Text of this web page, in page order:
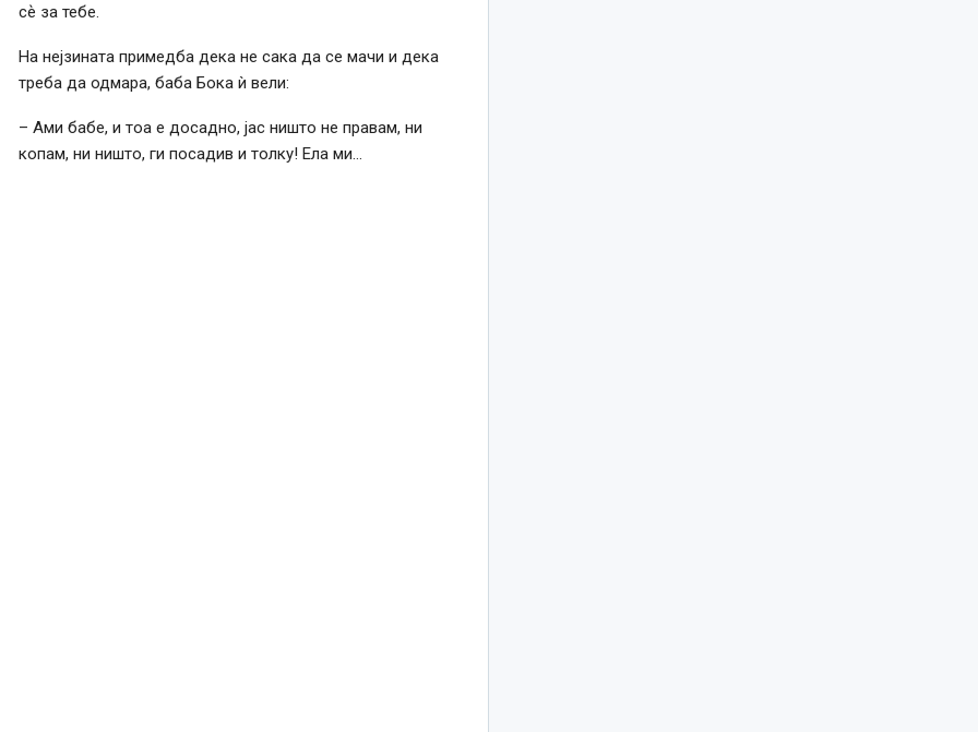
сѐ за тебе.
На нејзината примедба дека не сака да се мачи и дека
треба да одмара, баба Бока ѝ вели:
– Ами бабе, и тоа е досадно, јас ништо не правам, ни
копам, ни ништо, ги посадив и толку! Ела ми…